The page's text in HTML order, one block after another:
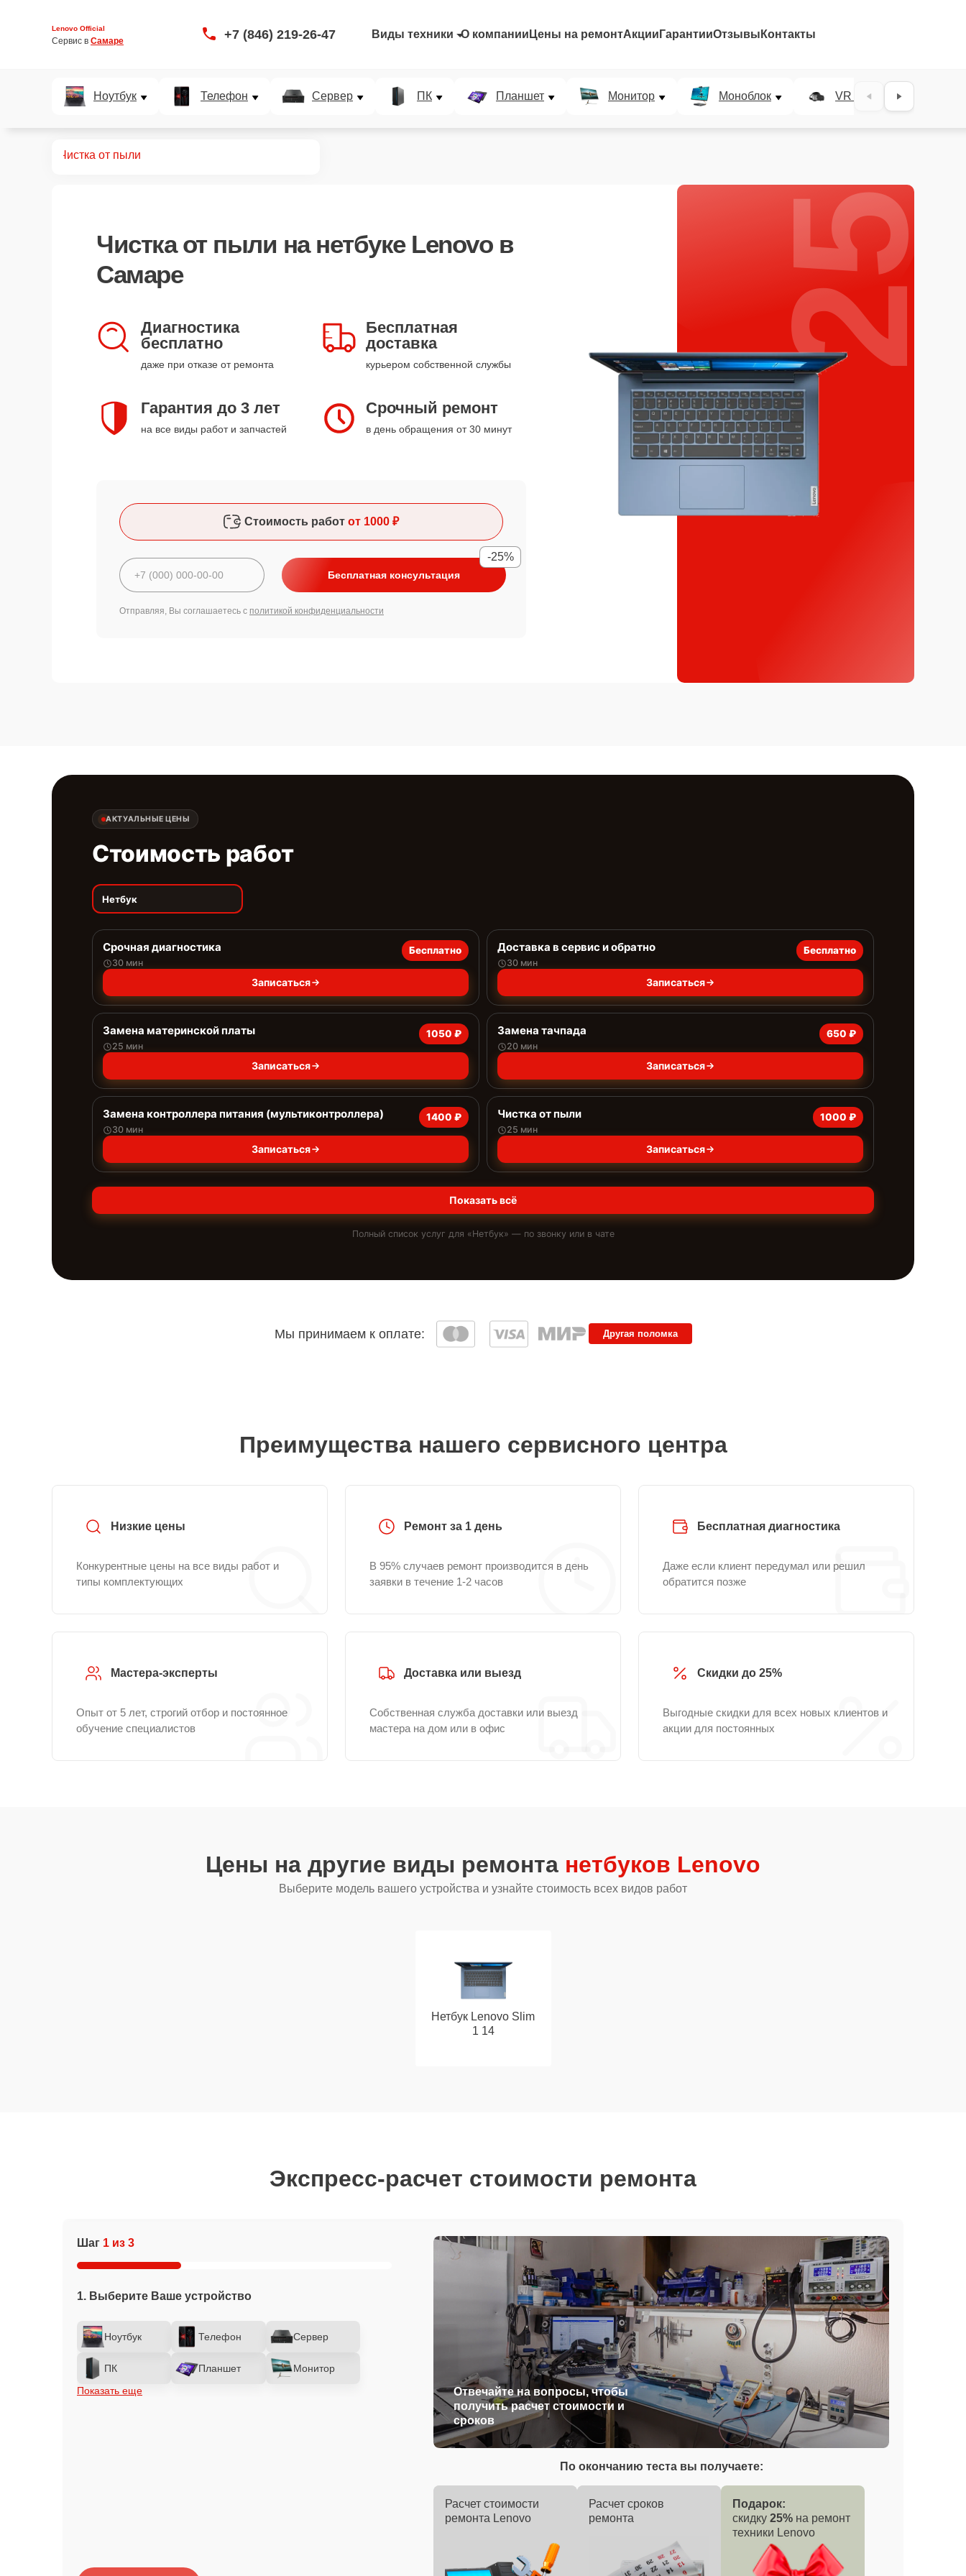
Lenovo Official
Сервис в Самаре +7 (846) 219-26-47 Виды техники О компании Цены на ремонтАкции ГарантииОтзывы Контакты
Ноутбук Телефон Сервер ПК Планшет Монитор Моноблок VR система
Чистка от пыли
Чистка от пыли на нетбуке Lenovo в
Самаре
Диагностика
бесплатно
даже при отказе от ремонта
Бесплатная
доставка
курьером собственной службы
Гарантия до 3 лет
на все виды работ и запчастей
Срочный ремонт
в день обращения от 30 минут
Стоимость работ от 1000 ₽
Бесплатная консультация
-25%
Отправляя, Вы соглашаетесь с политикой конфиденциальности
25%
АКТУАЛЬНЫЕ ЦЕНЫ
Стоимость работ
Нетбук
Срочная диагностика
30 мин
Бесплатно
Записаться
Доставка в сервис и обратно
30 мин
Бесплатно
Записаться
Замена материнской платы
25 мин
1050 ₽
Записаться
Замена тачпада
20 мин
650 ₽
Записаться
Замена контроллера питания (мультиконтроллера)
30 мин
1400 ₽
Записаться
Чистка от пыли
25 мин
1000 ₽
Записаться
Показать всё
Полный список услуг для «Нетбук» — по звонку или в чате
Мы принимаем к оплате: Другая поломка
Преимущества нашего сервисного центра
Низкие цены
Конкурентные цены на все виды работ и
типы комплектующих
Ремонт за 1 день
В 95% случаев ремонт производится в день
заявки в течение 1-2 часов
Бесплатная диагностика
Даже если клиент передумал или решил
обратится позже
Мастера-эксперты
Опыт от 5 лет, строгий отбор и постоянное
обучение специалистов
Доставка или выезд
Собственная служба доставки или выезд
мастера на дом или в офис
Скидки до 25%
Выгодные скидки для всех новых клиентов и
акции для постоянных
Цены на другие виды ремонта нетбуков Lenovo
Выберите модель вашего устройства и узнайте стоимость всех видов работ
Нетбук Lenovo Slim
1 14
Экспресс-расчет стоимости ремонта
Шаг 1 из 3
1. Выберите Ваше устройство
Ноутбук Телефон Сервер
ПК Планшет
Монитор
Показать еще
Отвечайте на вопросы, чтобы
получить расчет стоимости и
сроков
По окончанию теста вы получаете:
Расчет стоимости
ремонта Lenovo
Расчет сроков
ремонта
Подарок:
скидку 25% на ремонт
техники Lenovo